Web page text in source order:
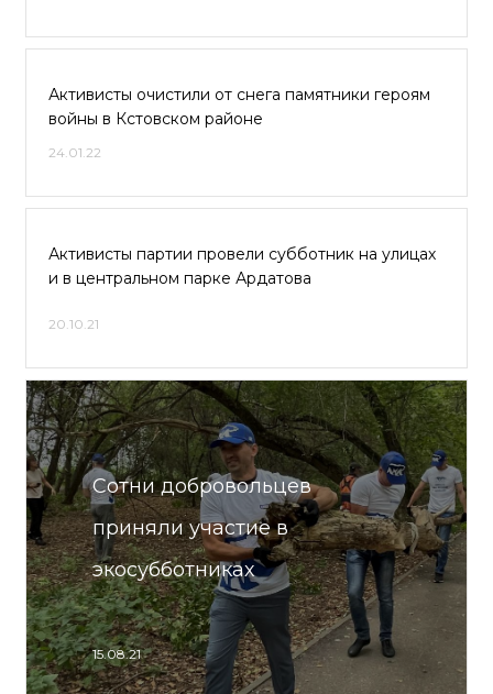
Активисты очистили от снега памятники героям
войны в Кстовском районе
24.01.22
Активисты партии провели субботник на улицах
и в центральном парке Ардатова
20.10.21
Сотни добровольцев
приняли участие в
экосубботниках
15.08.21